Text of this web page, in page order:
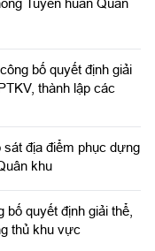
Tuyên huấn Quân
bố quyết định giải
thành lập các
địa điểm phục dựng
khu
quyết định giải thể,
thủ khu vực